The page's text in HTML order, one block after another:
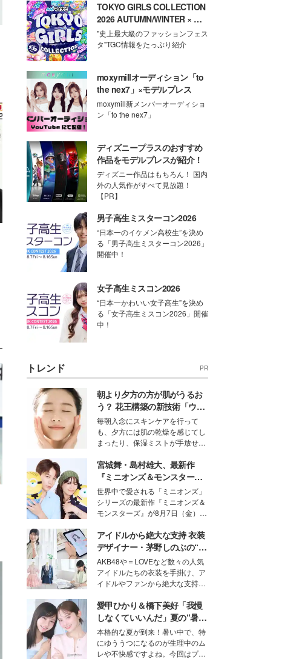
TOKYO GIRLS COLLECTION
2026 AUTUMN/WINTER × モ
デルプレス
"史上最大級のファッションフェス
タ"TGC情報をたっぷり紹介
moxymillオーディション「to
the nex7」×モデルプレス
moxymill新メンバーオーディショ
ン「to the nex7」
ディズニープラスのおすすめ
作品をモデルプレスが紹介！
ディズニー作品はもちろん！ 国内
外の人気作がすべて見放題！
【PR】
男子高生ミスターコン2026
“日本一のイケメン高校生”を決め
る「男子高生ミスターコン2026」
開催中！
女子高生ミスコン2026
“日本一かわいい女子高生”を決め
る「女子高生ミスコン2026」開催
中！
トレンド PR
朝より夕方の方が肌がうるお
う？ 花王構築の新技術「ウォ
ーターキャプチャリングスキ
ン（捕水肌）」がスキンケア
の常識を変える予感
毎朝入念にスキンケアを行って
も、夕方には肌の乾燥を感じてし
まったり、保湿ミストが手放せな
な美容の常識を大きく変える可能
性を秘めた、革新的な「Water
Capturing Skin（ウォーターキャ
プチャリングスキン：捕水肌）」
技術を、花王が構築した。
宮城舞・島村雄大、最新作
『ミニオンズ＆モンスター
ズ』の魅力熱弁 ハチャメチャ
だけじゃない“友情と絆”に感
動
世界中で愛される「ミニオンズ」
シリーズの最新作『ミニオンズ＆
モンスターズ』が8月7日（金）に
ニオン好き”という共通点を持つモ
デルの宮城舞と島村雄大の特別対
談をお届け！それぞれの視点か
ら、今作ならではの魅力や予想外
の感動をもたらす奥深いストーリ
ーについて熱く語り合ってもらっ
た。
アイドルから絶大な支持 衣装
デザイナー・茅野しのぶの“可
愛い”を作る美学＜「シチズン
クロスシー」インタビュー＞
AKB48や＝LOVEなど数々の人気
アイドルたちの衣装を手掛け、ア
イドルやファンから絶大な支持を
取締役兼クリエイティブディレク
ター・茅野しのぶ。一人ひとりの
個性に寄り添い、魅力を引き出す
衣装作りは、多くの女性たちに勇
気と自信を与え続けている。
愛甲ひかり＆橋下美好「我慢
しなくていいんだ」夏の“暑さ
対策”の新しい選択肢とは？
本格的な夏が到来！暑い中で、特
にゆううつになるのが生理中のム
レや不快感ですよね。今回はプラ